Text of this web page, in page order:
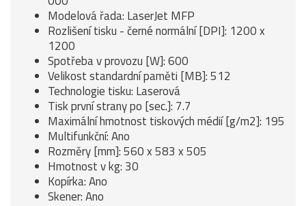
Modelová řada: LaserJet MFP
Rozlišení tisku - černé normální [DPI]: 1200 x
1200
Spotřeba v provozu [W]: 600
Velikost standardní paměti [MB]: 512
Technologie tisku: Laserová
Tisk první strany po [sec.]: 7.7
Maximální hmotnost tiskových médií [g/m2]: 195
Multifunkční: Ano
Rozměry [mm]: 560 x 583 x 505
Hmotnost v kg: 30
Kopírka: Ano
Skener: Ano